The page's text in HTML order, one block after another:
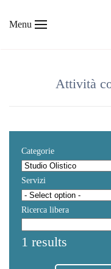
Menu
Attività
Categorie
Servizi
Ricerca libera
1 results